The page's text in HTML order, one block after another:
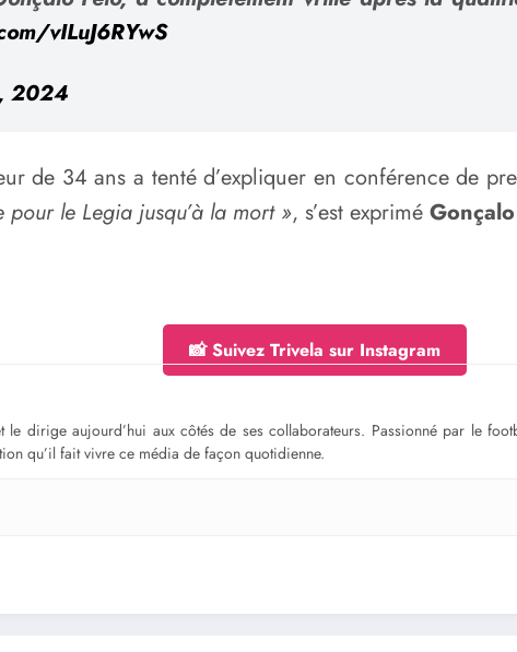
vILuJ6RYwS
2024
de 34 ans a tenté d’expliquer en conférence de
le Legia jusqu’à la mort », s’est exprimé
📸 Suivez Trivela sur Instagram
dirige aujourd’hui aux côtés de ses collaborateurs. Passionné par le
qu’il fait vivre ce média de façon quotidienne.